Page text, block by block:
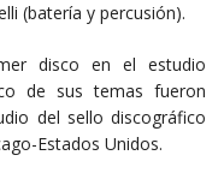
(batería y percusión).
disco en el estudio
de sus temas fueron
del sello discográfico
Estados Unidos.